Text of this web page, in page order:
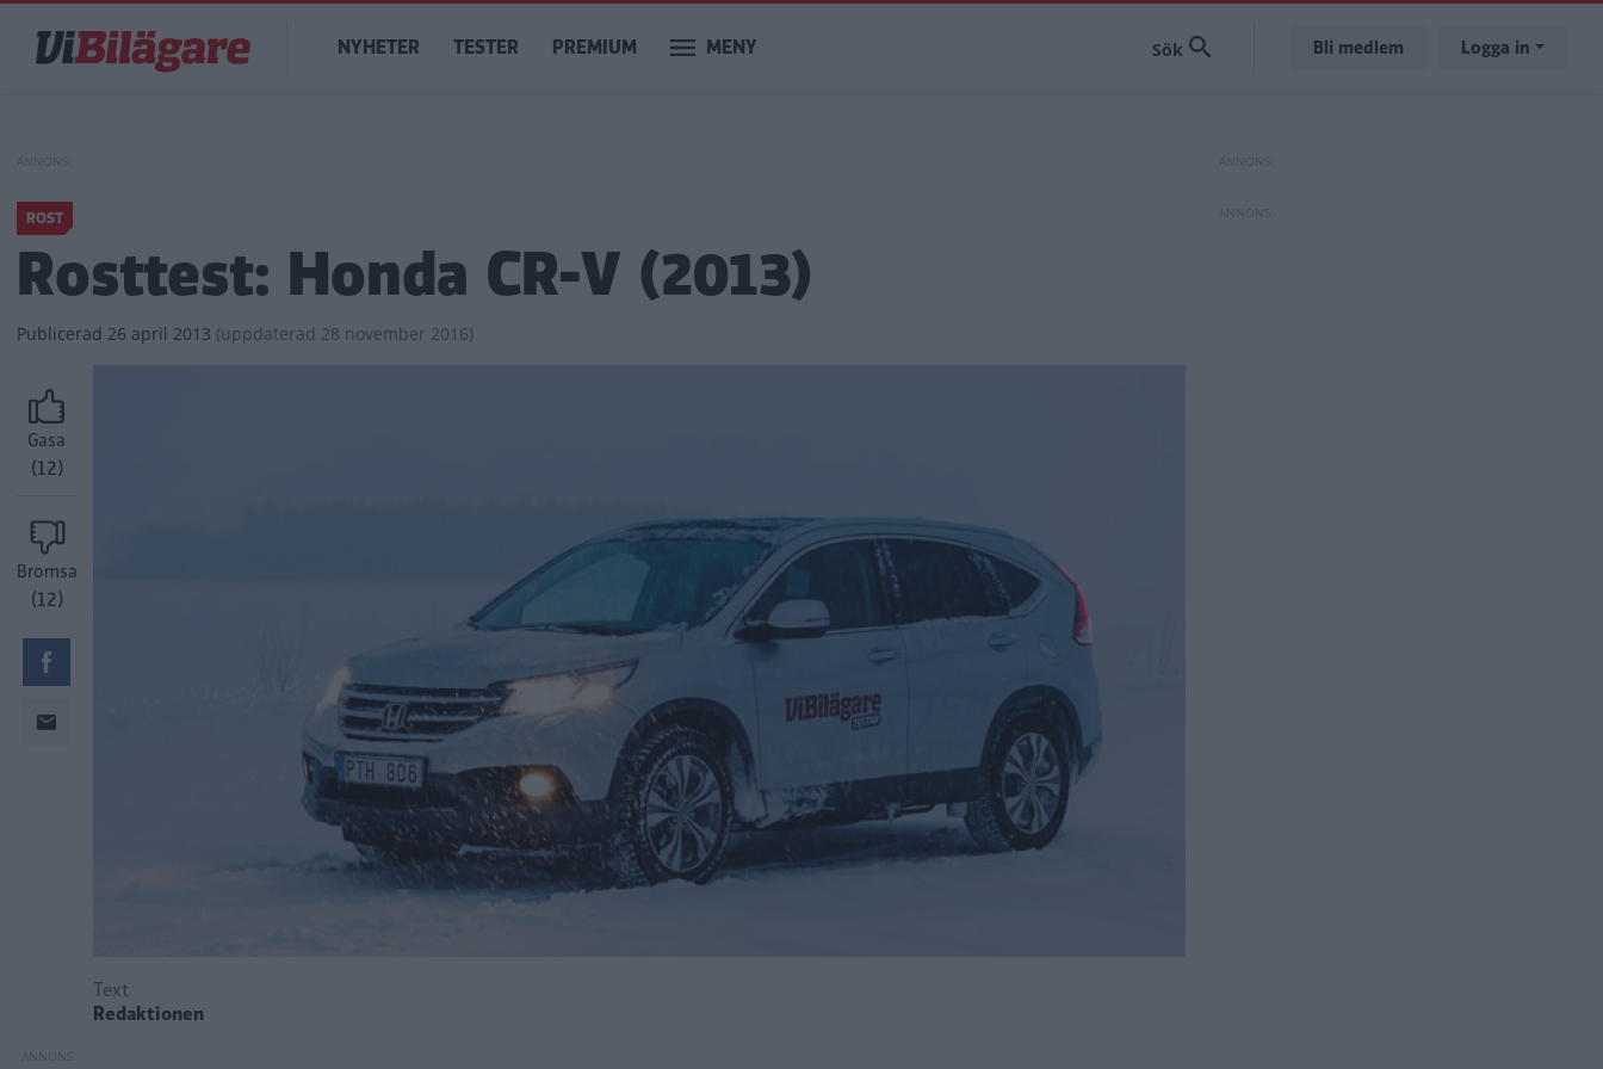
huvudinnehåll
Main
navigation
NYHETER TESTER PREMIUM MENY Bli medlem Logga in
ROST
Rosttest: Honda CR-V (2013)
Publicerad 26 april 2013 (uppdaterad 28 november 2016)
Gasa
(12)
Bromsa
(12)
Text
Redaktionen